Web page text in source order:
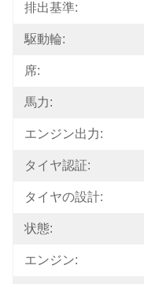
排出基準:
駆動輪:
席:
馬力:
エンジン出力:
タイヤ認証:
タイヤの設計:
状態:
エンジン: